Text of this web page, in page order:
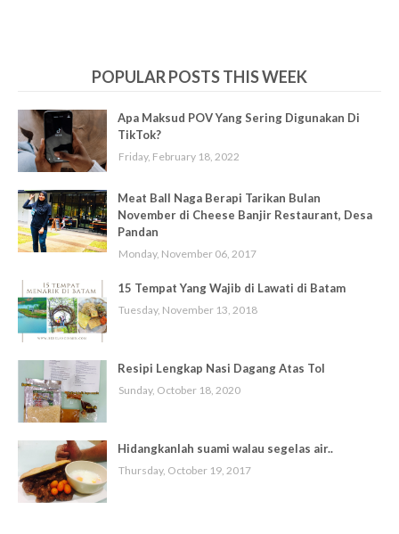
POPULAR POSTS THIS WEEK
Apa Maksud POV Yang Sering Digunakan Di
TikTok?
Friday, February 18, 2022
Meat Ball Naga Berapi Tarikan Bulan
November di Cheese Banjir Restaurant, Desa
Pandan
Monday, November 06, 2017
15 Tempat Yang Wajib di Lawati di Batam
Tuesday, November 13, 2018
Resipi Lengkap Nasi Dagang Atas Tol
Sunday, October 18, 2020
Hidangkanlah suami walau segelas air..
Thursday, October 19, 2017